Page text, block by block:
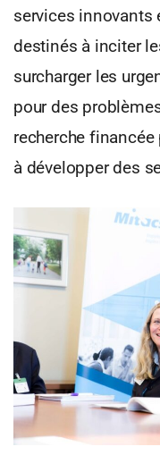
services innovants
destinés à inciter
surcharger les
pour des
recherche
à développer des